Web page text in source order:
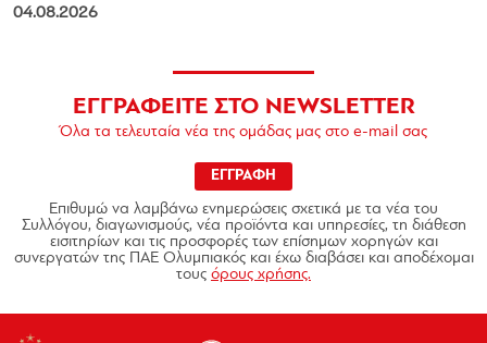
04.08.2026
ΕΓΓΡΑΦΕΙΤΕ ΣΤΟ NEWSLETTER
Όλα τα τελευταία νέα της ομάδας μας στο e-mail σας
ΕΓΓΡΑΦΗ
Επιθυμώ να λαμβάνω ενημερώσεις σχετικά με τα νέα του
Συλλόγου, διαγωνισμούς, νέα προϊόντα και υπηρεσίες, τη διάθεση
εισιτηρίων και τις προσφορές των επίσημων χορηγών και
συνεργατών της ΠΑΕ Ολυμπιακός και έχω διαβάσει και αποδέχομαι
τους όρους χρήσης.